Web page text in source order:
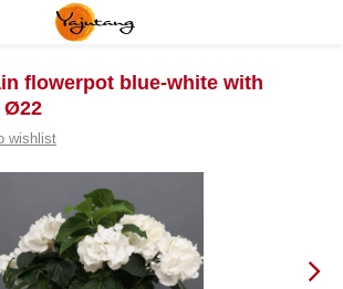
flowerpot blue-white with
Ø22
wishlist